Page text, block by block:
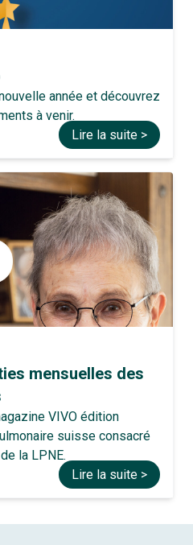
année et découvrez
à venir.
Lire la suite >
mensuelles des
VIVO édition
suisse consacré
la LPNE.
Lire la suite >